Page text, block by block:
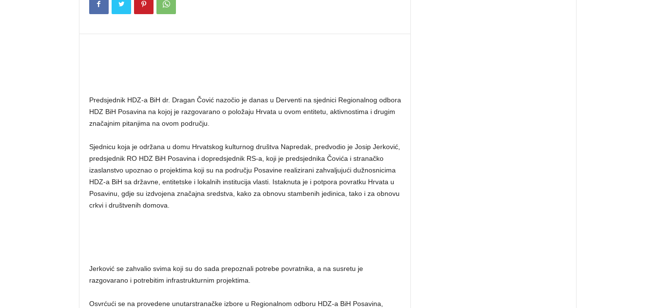
Predsjednik HDZ-a BiH dr. Dragan Čović nazočio je danas u Derventi na sjednici Regionalnog odbora
HDZ BiH Posavina na kojoj je razgovarano o položaju Hrvata u ovom entitetu, aktivnostima i drugim
značajnim pitanjima na ovom području.
Sjednicu koja je održana u domu Hrvatskog kulturnog društva Napredak, predvodio je Josip Jerković,
predsjednik RO HDZ BiH Posavina i dopredsjednik RS-a, koji je predsjednika Čovića i stranačko
izaslanstvo upoznao o projektima koji su na području Posavine realizirani zahvaljujući dužnosnicima
HDZ-a BiH sa državne, entitetske i lokalnih institucija vlasti. Istaknuta je i potpora povratku Hrvata u
Posavinu, gdje su izdvojena značajna sredstva, kako za obnovu stambenih jedinica, tako i za obnovu
crkvi i društvenih domova.
Jerković se zahvalio svima koji su do sada prepoznali potrebe povratnika, a na susretu je
razgovarano i potrebitim infrastrukturnim projektima.
Osvrćući se na provedene unutarstranačke izbore u Regionalnom odboru HDZ-a BiH Posavina,